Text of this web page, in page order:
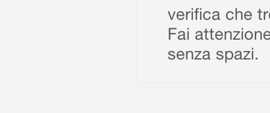
verifica che
Fai
senza spazi.